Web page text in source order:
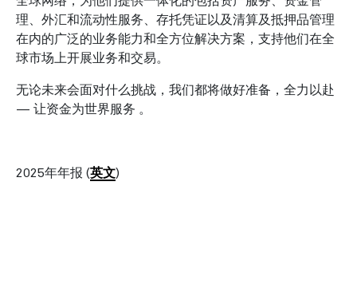
理、外汇和流动性服务、存托凭证以及清算及抵押品管理
在内的广泛的业务能力和全方位解决方案，支持他们在全
球市场上开展业务和交易。
无论未来会面对什么挑战，我们都将做好准备，全力以赴
— 让资金为世界服务 。
2025年年报 (英文)